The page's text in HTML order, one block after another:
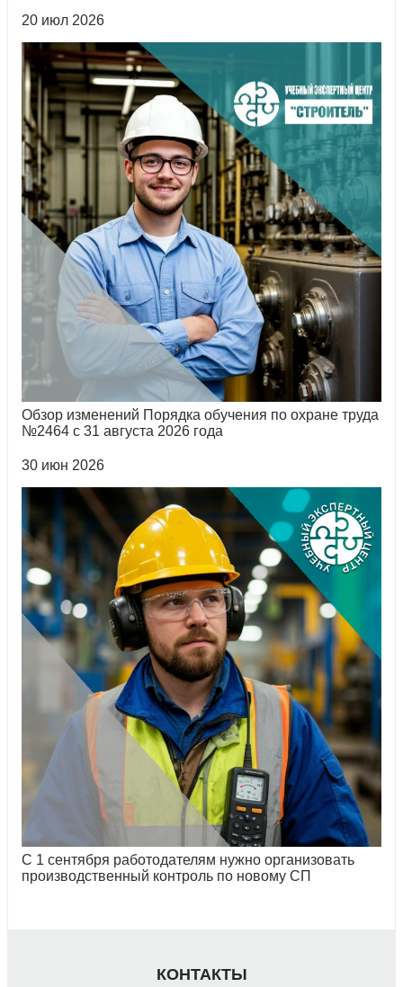
20 июл 2026
Обзор изменений Порядка обучения по охране труда
№2464 с 31 августа 2026 года
30 июн 2026
С 1 сентября работодателям нужно организовать
производственный контроль по новому СП
КОНТАКТЫ